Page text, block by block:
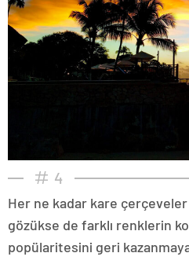
4
Her ne kadar kare
gözükse de farklı renklerin
popülaritesini geri